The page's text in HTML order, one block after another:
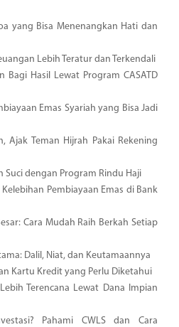
yang Bisa Menenangkan Hati dan
Lebih Teratur dan Terkendali
Bagi Hasil Lewat Program CASATD
Emas Syariah yang Bisa Jadi
Ajak Teman Hijrah Pakai Rekening
Suci dengan Program Rindu Haji
Pembiayaan Emas di Bank
Cara Mudah Raih Berkah Setiap
Dalil, Niat, dan Keutamaannya
Kartu Kredit yang Perlu Diketahui
Terencana Lewat Dana Impian
Pahami CWLS dan Cara